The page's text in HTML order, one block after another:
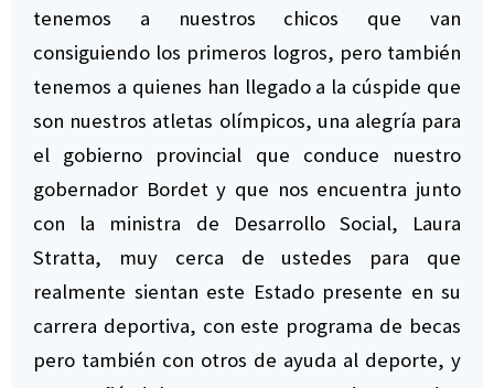
tenemos a nuestros chicos que van
consiguiendo los primeros logros, pero también
tenemos a quienes han llegado a la cúspide que
son nuestros atletas olímpicos, una alegría para
el gobierno provincial que conduce nuestro
gobernador Bordet y que nos encuentra junto
con la ministra de Desarrollo Social, Laura
Stratta, muy cerca de ustedes para que
realmente sientan este Estado presente en su
carrera deportiva, con este programa de becas
pero también con otros de ayuda al deporte, y